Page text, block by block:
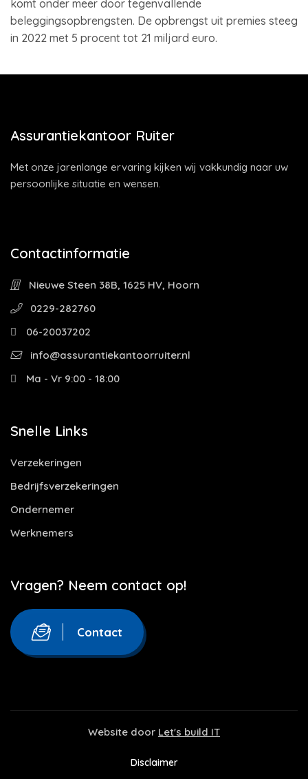
komt onder meer door tegenvallende
beleggingsopbrengsten. De opbrengst uit premies steeg
in 2022 met 5 procent tot 21 miljard euro.
Assurantiekantoor Ruiter
Met onze jarenlange ervaring kijken wij vakkundig naar uw
persoonlijke situatie en wensen.
Contactinformatie
Nieuwe Steen 38B, 1625 HV, Hoorn
0229-282760
06-20037202
info@assurantiekantoorruiter.nl
Ma - Vr 9:00 - 18:00
Snelle Links
Verzekeringen
Bedrijfsverzekeringen
Ondernemer
Werknemers
Vragen? Neem contact op!
Contact
Website door Let's build IT
Disclaimer